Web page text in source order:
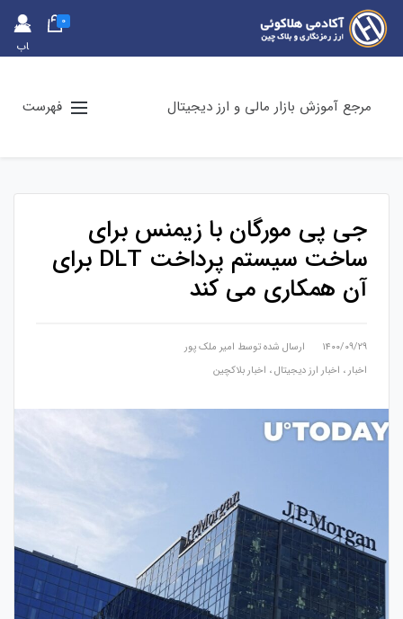
حس
اب
0
مرجع آموزش بازار مالی و ارز دیجیتال فهرست
جی پی مورگان با زیمنس برای
ساخت سیستم پرداخت DLT برای
آن همکاری می کند
۱۴۰۰/۰۹/۲۹ ارسال شده توسط امیر ملک پور
اخبار ، اخبار ارز دیجیتال، اخبار بلاکچین